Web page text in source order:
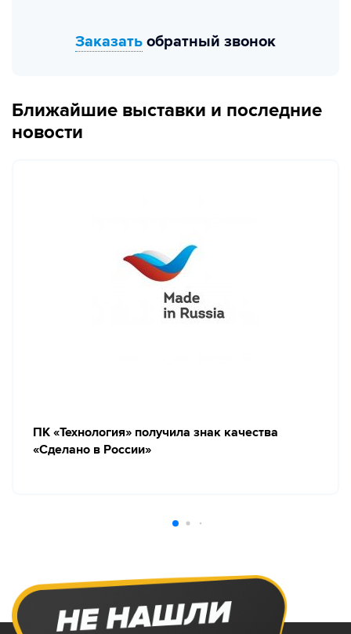
Заказать обратный звонок
Ближайшие выставки и последние
новости
ПК «Технология» получила знак качества
«Сделано в России»